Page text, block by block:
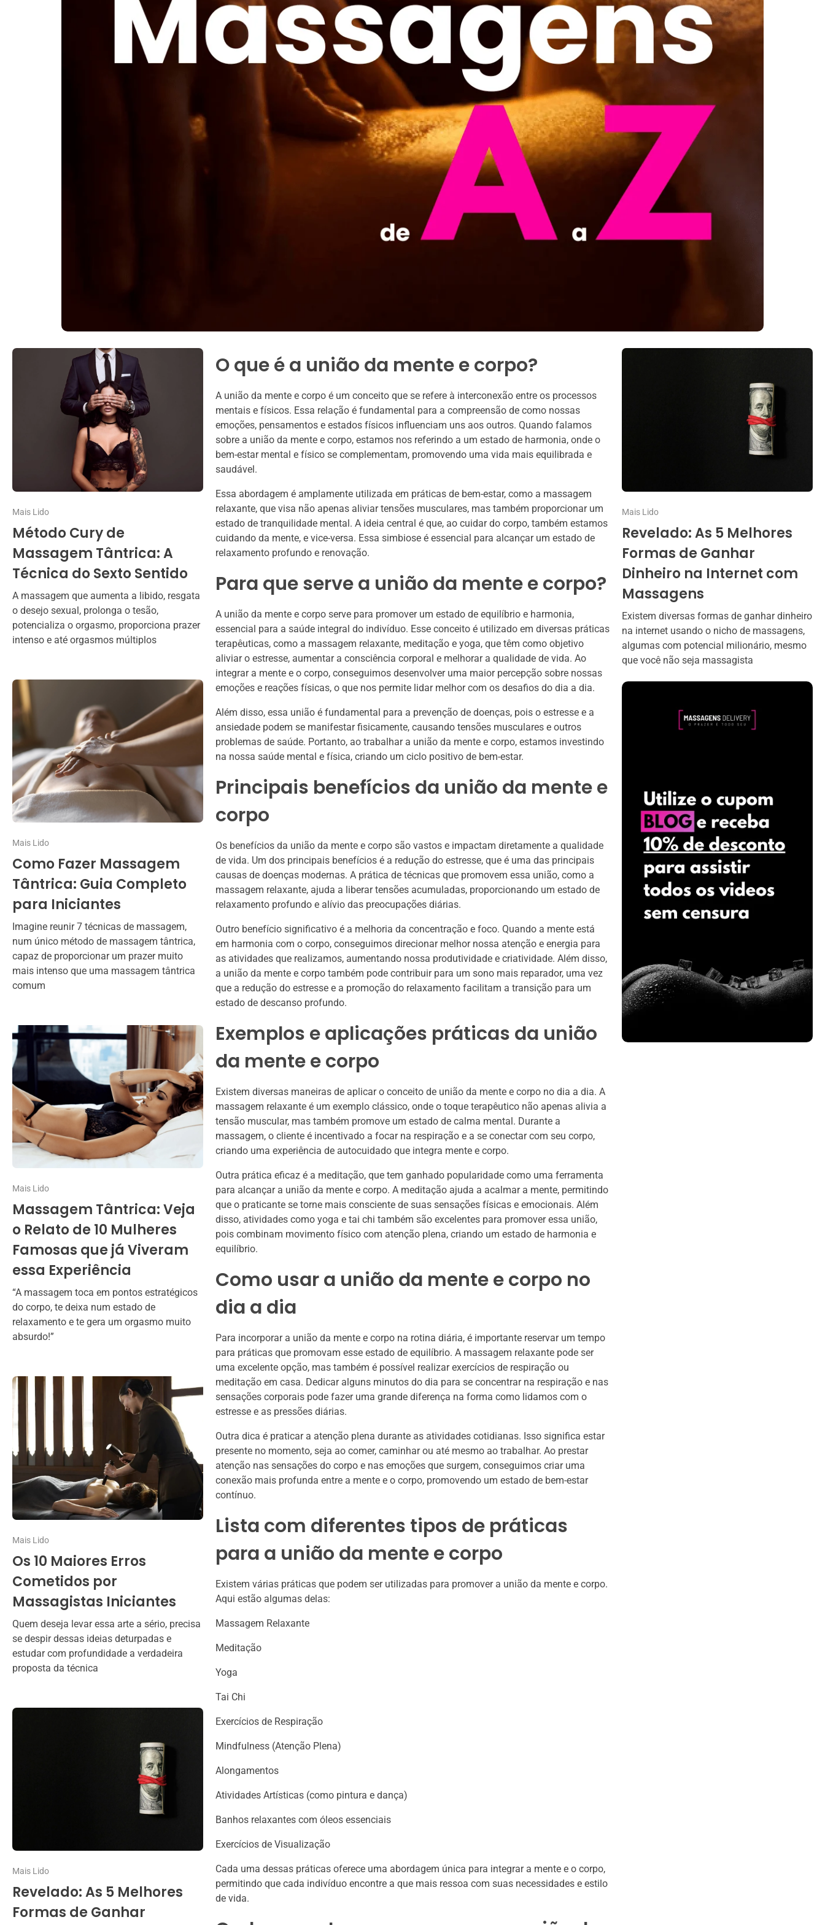
Mais Lido
Método Cury de
Massagem Tântrica: A
Técnica do Sexto Sentido
A massagem que aumenta a libido, resgata
o desejo sexual, prolonga o tesão,
potencializa o orgasmo, proporciona prazer
intenso e até orgasmos múltiplos
Mais Lido
Como Fazer Massagem
Tântrica: Guia Completo
para Iniciantes
Imagine reunir 7 técnicas de massagem,
num único método de massagem tântrica,
capaz de proporcionar um prazer muito
mais intenso que uma massagem tântrica
comum
Mais Lido
Massagem Tântrica: Veja
o Relato de 10 Mulheres
Famosas que já Viveram
essa Experiência
“A massagem toca em pontos estratégicos
do corpo, te deixa num estado de
relaxamento e te gera um orgasmo muito
absurdo!”
Mais Lido
Os 10 Maiores Erros
Cometidos por
Massagistas Iniciantes
Quem deseja levar essa arte a sério, precisa
se despir dessas ideias deturpadas e
estudar com profundidade a verdadeira
proposta da técnica
Mais Lido
Revelado: As 5 Melhores
Formas de Ganhar
O que é a união da mente e corpo?
A união da mente e corpo é um conceito que se refere à interconexão entre os processos
mentais e físicos. Essa relação é fundamental para a compreensão de como nossas
emoções, pensamentos e estados físicos influenciam uns aos outros. Quando falamos
sobre a união da mente e corpo, estamos nos referindo a um estado de harmonia, onde o
bem-estar mental e físico se complementam, promovendo uma vida mais equilibrada e
saudável.
Essa abordagem é amplamente utilizada em práticas de bem-estar, como a massagem
relaxante, que visa não apenas aliviar tensões musculares, mas também proporcionar um
estado de tranquilidade mental. A ideia central é que, ao cuidar do corpo, também estamos
cuidando da mente, e vice-versa. Essa simbiose é essencial para alcançar um estado de
relaxamento profundo e renovação.
Para que serve a união da mente e corpo?
A união da mente e corpo serve para promover um estado de equilíbrio e harmonia,
essencial para a saúde integral do indivíduo. Esse conceito é utilizado em diversas práticas
terapêuticas, como a massagem relaxante, meditação e yoga, que têm como objetivo
aliviar o estresse, aumentar a consciência corporal e melhorar a qualidade de vida. Ao
integrar a mente e o corpo, conseguimos desenvolver uma maior percepção sobre nossas
emoções e reações físicas, o que nos permite lidar melhor com os desafios do dia a dia.
Além disso, essa união é fundamental para a prevenção de doenças, pois o estresse e a
ansiedade podem se manifestar fisicamente, causando tensões musculares e outros
problemas de saúde. Portanto, ao trabalhar a união da mente e corpo, estamos investindo
na nossa saúde mental e física, criando um ciclo positivo de bem-estar.
Principais benefícios da união da mente e
corpo
Os benefícios da união da mente e corpo são vastos e impactam diretamente a qualidade
de vida. Um dos principais benefícios é a redução do estresse, que é uma das principais
causas de doenças modernas. A prática de técnicas que promovem essa união, como a
massagem relaxante, ajuda a liberar tensões acumuladas, proporcionando um estado de
relaxamento profundo e alívio das preocupações diárias.
Outro benefício significativo é a melhoria da concentração e foco. Quando a mente está
em harmonia com o corpo, conseguimos direcionar melhor nossa atenção e energia para
as atividades que realizamos, aumentando nossa produtividade e criatividade. Além disso,
a união da mente e corpo também pode contribuir para um sono mais reparador, uma vez
que a redução do estresse e a promoção do relaxamento facilitam a transição para um
estado de descanso profundo.
Exemplos e aplicações práticas da união
da mente e corpo
Existem diversas maneiras de aplicar o conceito de união da mente e corpo no dia a dia. A
massagem relaxante é um exemplo clássico, onde o toque terapêutico não apenas alivia a
tensão muscular, mas também promove um estado de calma mental. Durante a
massagem, o cliente é incentivado a focar na respiração e a se conectar com seu corpo,
criando uma experiência de autocuidado que integra mente e corpo.
Outra prática eficaz é a meditação, que tem ganhado popularidade como uma ferramenta
para alcançar a união da mente e corpo. A meditação ajuda a acalmar a mente, permitindo
que o praticante se torne mais consciente de suas sensações físicas e emocionais. Além
disso, atividades como yoga e tai chi também são excelentes para promover essa união,
pois combinam movimento físico com atenção plena, criando um estado de harmonia e
equilíbrio.
Como usar a união da mente e corpo no
dia a dia
Para incorporar a união da mente e corpo na rotina diária, é importante reservar um tempo
para práticas que promovam esse estado de equilíbrio. A massagem relaxante pode ser
uma excelente opção, mas também é possível realizar exercícios de respiração ou
meditação em casa. Dedicar alguns minutos do dia para se concentrar na respiração e nas
sensações corporais pode fazer uma grande diferença na forma como lidamos com o
estresse e as pressões diárias.
Outra dica é praticar a atenção plena durante as atividades cotidianas. Isso significa estar
presente no momento, seja ao comer, caminhar ou até mesmo ao trabalhar. Ao prestar
atenção nas sensações do corpo e nas emoções que surgem, conseguimos criar uma
conexão mais profunda entre a mente e o corpo, promovendo um estado de bem-estar
contínuo.
Lista com diferentes tipos de práticas
para a união da mente e corpo
Existem várias práticas que podem ser utilizadas para promover a união da mente e corpo.
Aqui estão algumas delas:
Massagem Relaxante
Meditação
Yoga
Tai Chi
Exercícios de Respiração
Mindfulness (Atenção Plena)
Alongamentos
Atividades Artísticas (como pintura e dança)
Banhos relaxantes com óleos essenciais
Exercícios de Visualização
Cada uma dessas práticas oferece uma abordagem única para integrar a mente e o corpo,
permitindo que cada indivíduo encontre a que mais ressoa com suas necessidades e estilo
de vida.
Mais Lido
Revelado: As 5 Melhores
Formas de Ganhar
Dinheiro na Internet com
Massagens
Existem diversas formas de ganhar dinheiro
na internet usando o nicho de massagens,
algumas com potencial milionário, mesmo
que você não seja massagista